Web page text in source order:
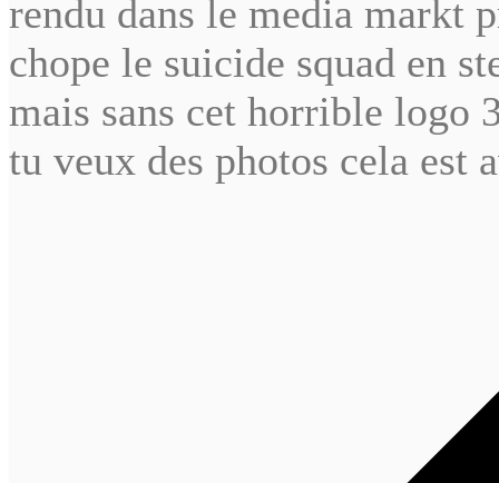
rendu dans le media markt
chope le suicide squad en
mais sans cet horrible logo
tu veux des photos cela est